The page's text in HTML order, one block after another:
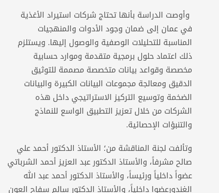
وأوصت الدراسة بأنها تحتاج شركات استيراد الأغذية
في عمان إلى ضمان وجود الأدوات والمنهجيات
المناسبة للتحليلات الوصفية والوصول إليها. ويستلزم
ذلك اعتماد حلول برمجية متقدمة وموارد حسابية
مخصصة وقواعد بيانات متخصصة مصممة للتوثيق
الدقيق ومعالجة مجموعات البيانات الكبيرة والبيانات
الضخمة وتوسيع التركيز الاستراتيجي داخل هذه
الشركات من خلال تعزيز التطبيق الواسع للنماذج
والتنبؤات الإحصائية.
وتألفت لجنة المناقشة من؛ الأستاذ الدكتور أحمد علي
صالح مشرفاً، والأستاذ الدكتور عبد العزيز أحمد الشرباتي
عضواً داخلياً ورئيساً، والأستاذ الدكتور أحمد عبد الله
الغندورعضوا داخلياً، والأستاذ الدكتور سالم سفاح العون